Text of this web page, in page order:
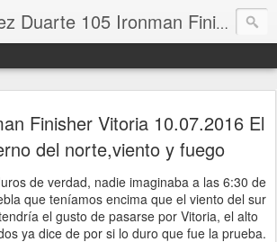
Carlos Ramirez Duarte 105 Ironman Finisher
Finisher Vitoria 10.07.2016 El
del norte,viento y fuego
de verdad, nadie imaginaba a las 6:30 de
que teníamos encima que el viento del sur
el gusto de pasarse por Vitoria, el alto
ya dice de por si lo duro que fue la prueba.